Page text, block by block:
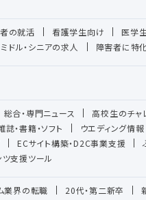
の就活 看護学生向け 医学
ミドル・シニアの求人 障害者に特
総合・専門ニュース 高校生のチャ
誌・書籍・ソフト ウエディング情報
ECサイト構築・D2C事業支援
支援ツール
業界の転職 20代・第二新卒